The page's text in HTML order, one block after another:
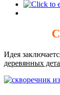
Идея
деревянных